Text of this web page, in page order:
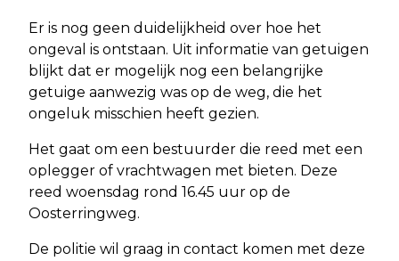
Er is nog geen duidelijkheid over hoe het
ongeval is ontstaan. Uit informatie van getuigen
blijkt dat er mogelijk nog een belangrijke
getuige aanwezig was op de weg, die het
ongeluk misschien heeft gezien.
Het gaat om een bestuurder die reed met een
oplegger of vrachtwagen met bieten. Deze
reed woensdag rond 16.45 uur op de
Oosterringweg.
De politie wil graag in contact komen met deze